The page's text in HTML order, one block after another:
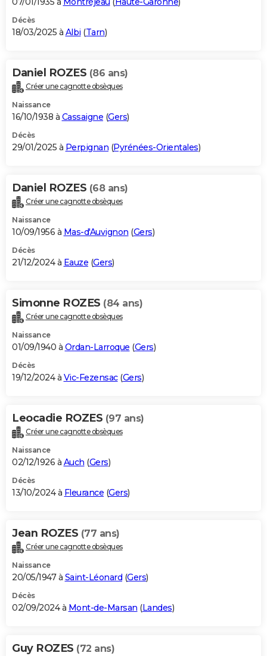
Décès
18/03/2025 à Albi (Tarn)
Daniel ROZES (86 ans)
Créer une cagnotte obsèques
Naissance
16/10/1938 à Cassaigne (Gers)
Décès
29/01/2025 à Perpignan (Pyrénées-Orientales)
Daniel ROZES (68 ans)
Créer une cagnotte obsèques
Naissance
10/09/1956 à Mas-d'Auvignon (Gers)
Décès
21/12/2024 à Eauze (Gers)
Simonne ROZES (84 ans)
Créer une cagnotte obsèques
Naissance
01/09/1940 à Ordan-Larroque (Gers)
Décès
19/12/2024 à Vic-Fezensac(Gers)
Leocadie ROZES (97 ans)
Créer une cagnotte obsèques
Naissance
02/12/1926 à Auch (Gers)
Décès
13/10/2024 à Fleurance (Gers)
Jean ROZES (77 ans)
Créer une cagnotte obsèques
Naissance
20/05/1947 à Saint-Léonard (Gers)
Décès
02/09/2024 à Mont-de-Marsan (Landes)
Guy ROZES (72 ans)